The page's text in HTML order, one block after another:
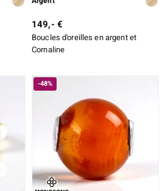
149,- €
Boucles d'oreilles en argent et
Cornaline
-48%